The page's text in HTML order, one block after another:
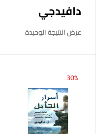
دافيدجي
عرض النتيجة الوحيدة
30%